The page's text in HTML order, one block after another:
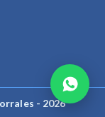
- 2026